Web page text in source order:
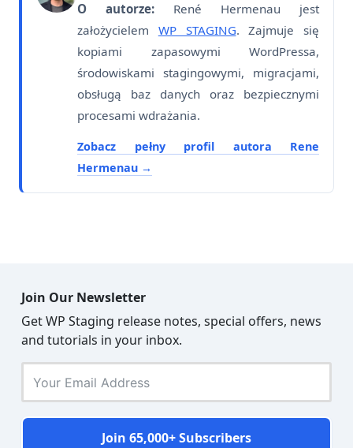
O autorze: René Hermenau jest
założycielem WP STAGING. Zajmuje się
kopiami zapasowymi WordPressa,
środowiskami stagingowymi, migracjami,
obsługą baz danych oraz bezpiecznymi
procesami wdrażania.
Zobacz pełny profil autora Rene
Hermenau
Join Our Newsletter
Get WP Staging release notes, special offers, news
and tutorials in your inbox.
Join 65,000+ Subscribers